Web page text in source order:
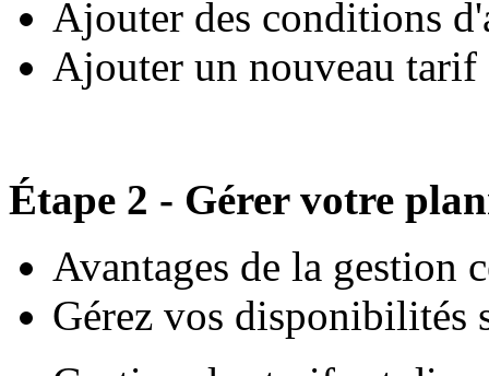
Ajouter des conditions
Ajouter un nouveau tarif
Étape 2 - Gérer votre
Avantages de la
Gérez vos